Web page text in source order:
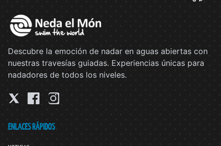
Descubre la emoción de nadar en aguas abiertas con
nuestras travesías guiadas. Experiencias únicas para
nadadores de todos los niveles.
ENLACES RÁPIDOS